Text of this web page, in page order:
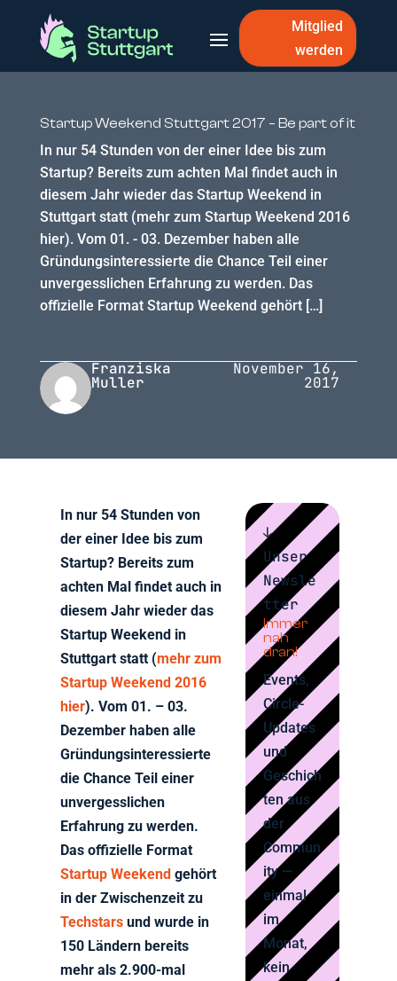
Mitglied
werden
Startup Weekend Stuttgart 2017 – Be part of it
In nur 54 Stunden von der einer Idee bis zum
Startup? Bereits zum achten Mal findet auch in
diesem Jahr wieder das Startup Weekend in
Stuttgart statt (mehr zum Startup Weekend 2016
hier). Vom 01. - 03. Dezember haben alle
Gründungsinteressierte die Chance Teil einer
unvergesslichen Erfahrung zu werden. Das
offizielle Format Startup Weekend gehört […]
Franziska
Muller
November 16,
2017
In nur 54 Stunden von
der einer Idee bis zum
Startup? Bereits zum
achten Mal findet auch in
diesem Jahr wieder das
Startup Weekend in
Stuttgart statt (mehr zum
Startup Weekend 2016
hier). Vom 01. – 03.
Dezember haben alle
Gründungsinteressierte
die Chance Teil einer
unvergesslichen
Erfahrung zu werden.
Das offizielle Format
Startup Weekend gehört
in der Zwischenzeit zu
Techstars und wurde in
150 Ländern bereits
mehr als 2.900-mal
↓
Unser
Newsle
tter
Immer
nah
dran!
Events,
Circle-
Updates
und
Geschich
ten aus
der
Commun
ity —
einmal
im
Monat,
kein